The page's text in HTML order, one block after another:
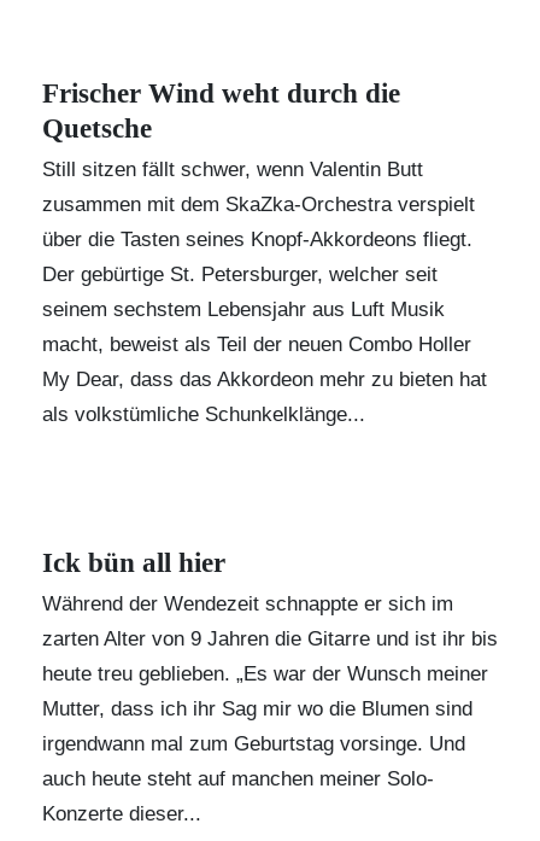
Frischer Wind weht durch die
Quetsche
Still sitzen fällt schwer, wenn Valentin Butt
zusammen mit dem SkaZka-Orchestra verspielt
über die Tasten seines Knopf-Akkordeons fliegt.
Der gebürtige St. Petersburger, welcher seit
seinem sechstem Lebensjahr aus Luft Musik
macht, beweist als Teil der neuen Combo Holler
My Dear, dass das Akkordeon mehr zu bieten hat
als volkstümliche Schunkelklänge...
Ick bün all hier
Während der Wendezeit schnappte er sich im
zarten Alter von 9 Jahren die Gitarre und ist ihr bis
heute treu geblieben. „Es war der Wunsch meiner
Mutter, dass ich ihr Sag mir wo die Blumen sind
irgendwann mal zum Geburtstag vorsinge. Und
auch heute steht auf manchen meiner Solo-
Konzerte dieser...